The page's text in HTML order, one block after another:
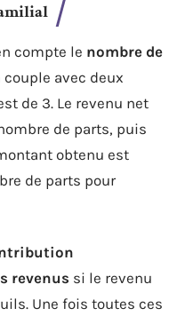
compte le nombre de
avec deux
de 3. Le revenu net
de parts, puis
obtenu est
de parts pour
revenus si le revenu
Une fois toutes ces